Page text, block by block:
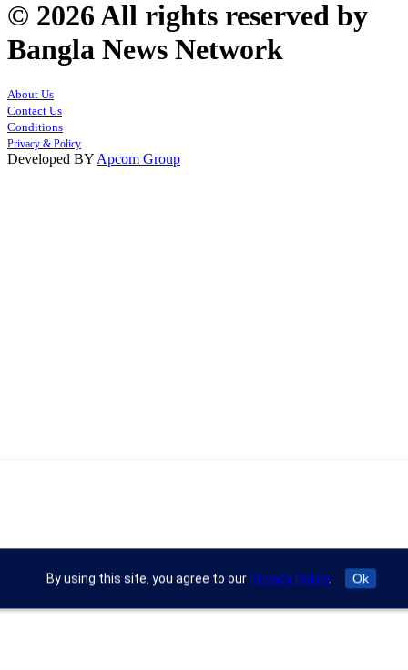
© 2026 All rights reserved by
Bangla News Network
About Us
Contact Us
Conditions
Privacy & Policy
Developed BY Apcom Group
By using this site, you agree to our Privacy Policy. Ok